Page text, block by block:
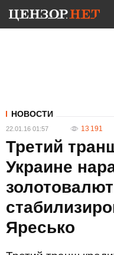
НОВОСТИ
22.01.16 01:57 13 191
Третий
Украине
Яресько